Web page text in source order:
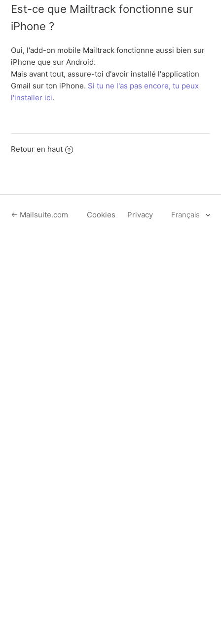
Est-ce que Mailtrack fonctionne sur
iPhone ?
Oui, l'add-on mobile Mailtrack fonctionne aussi bien sur
iPhone que sur Android.
Mais avant tout, assure-toi d'avoir installé l'application
Gmail sur ton iPhone. Si tu ne l'as pas encore, tu peux
l'installer ici.
Retour en haut
← Mailsuite.com Cookies Privacy Français